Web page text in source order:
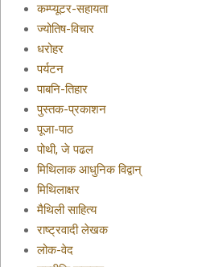
कम्प्यूटर-सहायता
ज्योतिष-विचार
धरोहर
पर्यटन
पाबनि-तिहार
पुस्तक-प्रकाशन
पूजा-पाठ
पोथी, जे पढल
मिथिलाक आधुनिक विद्वान्
मिथिलाक्षर
मैथिली साहित्य
राष्ट्रवादी लेखक
लोक-वेद